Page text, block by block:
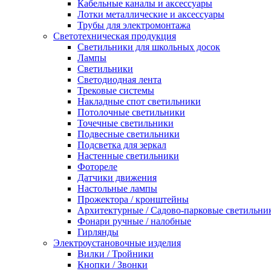
Кабельные каналы и аксессуары
Лотки металлические и аксессуары
Трубы для электромонтажа
Светотехническая продукция
Светильники для школьных досок
Лампы
Светильники
Светодиодная лента
Трековые системы
Накладные спот светильники
Потолочные светильники
Точечные светильники
Подвесные светильники
Подсветка для зеркал
Настенные светильники
Фотореле
Датчики движения
Настольные лампы
Прожектора / кронштейны
Архитектурные / Садово-парковые
Фонари ручные / налобные
Гирлянды
Электроустановочные изделия
Вилки / Тройники
Кнопки / Звонки